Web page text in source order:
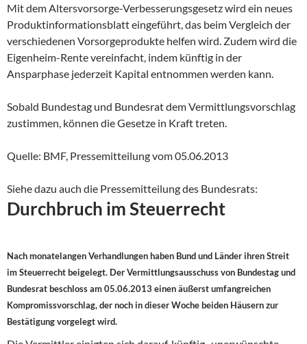
Mit dem Altersvorsorge-Verbesserungsgesetz wird ein neues
Produktinformationsblatt eingeführt, das beim Vergleich der
verschiedenen Vorsorgeprodukte helfen wird. Zudem wird die
Eigenheim-Rente vereinfacht, indem künftig in der
Ansparphase jederzeit Kapital entnommen werden kann.
Sobald Bundestag und Bundesrat dem Vermittlungsvorschlag
zustimmen, können die Gesetze in Kraft treten.
Quelle: BMF, Pressemitteilung vom 05.06.2013
Siehe dazu auch die Pressemitteilung des Bundesrats:
Durchbruch im Steuerrecht
Nach monatelangen Verhandlungen haben Bund und Länder ihren Streit
im Steuerrecht beigelegt. Der Vermittlungsausschuss von Bundestag und
Bundesrat beschloss am 05.06.2013 einen äußerst umfangreichen
Kompromissvorschlag, der noch in dieser Woche beiden Häusern zur
Bestätigung vorgelegt wird.